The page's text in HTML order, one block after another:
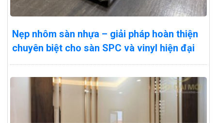
Nẹp nhôm sàn nhựa – giải pháp hoàn thiện
chuyên biệt cho sàn SPC và vinyl hiện đại